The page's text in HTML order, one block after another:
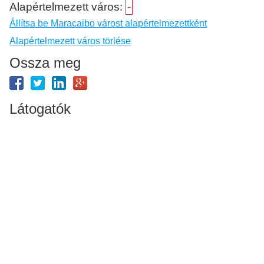
Alapértelmezett város: -
Állítsa be Maracaibo várost alapértelmezettként
Alapértelmezett város törlése
Ossza meg
Látogatók